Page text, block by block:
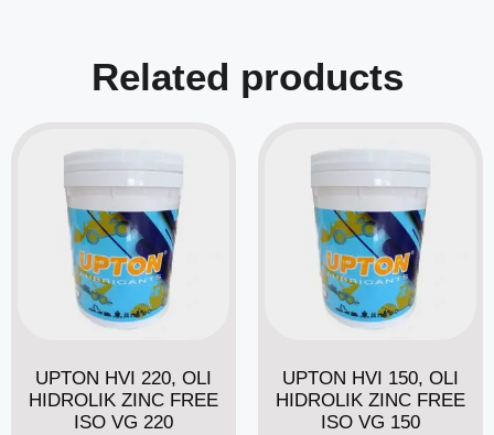
Related products
UPTON HVI 220, OLI
HIDROLIK ZINC FREE
ISO VG 220
UPTON HVI 150, OLI
HIDROLIK ZINC FREE
ISO VG 150